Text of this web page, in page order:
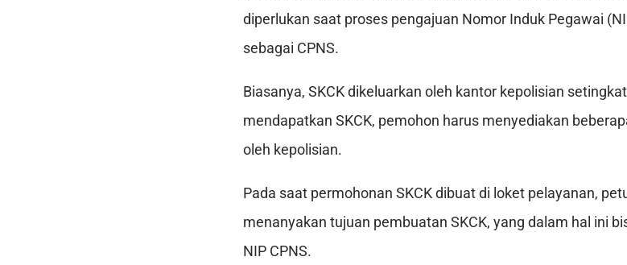
diperlukan saat proses pengajuan Nomor Induk Pegawai
sebagai CPNS.
Biasanya, SKCK dikeluarkan oleh kantor kepolisian
mendapatkan SKCK, pemohon harus menyediakan
oleh kepolisian.
Pada saat permohonan SKCK dibuat di loket pelayanan,
menanyakan tujuan pembuatan SKCK, yang dalam hal ini
NIP CPNS.